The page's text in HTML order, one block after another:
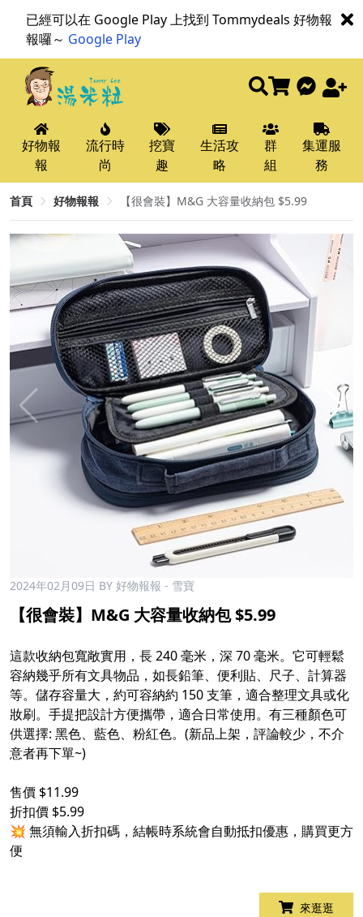
已經可以在 Google Play 上找到 Tommydeals 好物報
報囉～ Google Play
好物報
報
流行時
尚
挖寶
趣
生活攻
略
群
組
集運服
務
首頁 好物報報 【很會裝】M&G 大容量收納包 $5.99
2024年02月09日 BY 好物報報 - 雪寶
【很會裝】M&G 大容量收納包 $5.99
這款收納包寬敞實用，長 240 毫米，深 70 毫米。它可輕鬆
容納幾乎所有文具物品，如長鉛筆、便利貼、尺子、計算器
等。儲存容量大，約可容納約 150 支筆，適合整理文具或化
妝刷。手提把設計方便攜帶，適合日常使用。有三種顏色可
供選擇: 黑色、藍色、粉紅色。(新品上架，評論較少，不介
意者再下單~)
售價 $11.99
折扣價 $5.99
💥 無須輸入折扣碼，結帳時系統會自動抵扣優惠，購買更方
便
來逛逛